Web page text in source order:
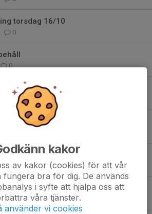
torsdag 16/10
0
0
ifrån Kakservice
Rabatthäften
0
v17-v45
0
kakor
av kakor (cookies) för att vår
fungera bra för dig. De används
i syfte att hjälpa oss att
våra tjänster.
använder vi cookies